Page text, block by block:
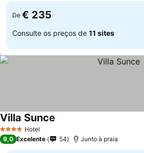
De € 235
Consulte os preços de 11 sites
4 EstrelasHotel
Villa Sunce
9,0 Excelente 54 Junto à praia